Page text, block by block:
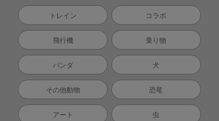
トレイン コラボ
飛行機 乗り物
パンダ 犬
その他動物 恐竜
アート 虫